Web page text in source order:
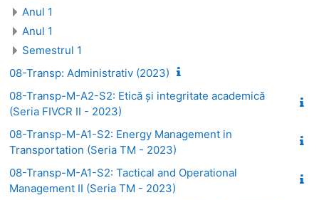
Anul 1
Anul 1
Semestrul 1
08-Transp: Administrativ (2023)
08-Transp-M-A2-S2: Etică și integritate academică
(Seria FIVCR II - 2023)
08-Transp-M-A1-S2: Energy Management in
Transportation (Seria TM - 2023)
08-Transp-M-A1-S2: Tactical and Operational
Management II (Seria TM - 2023)